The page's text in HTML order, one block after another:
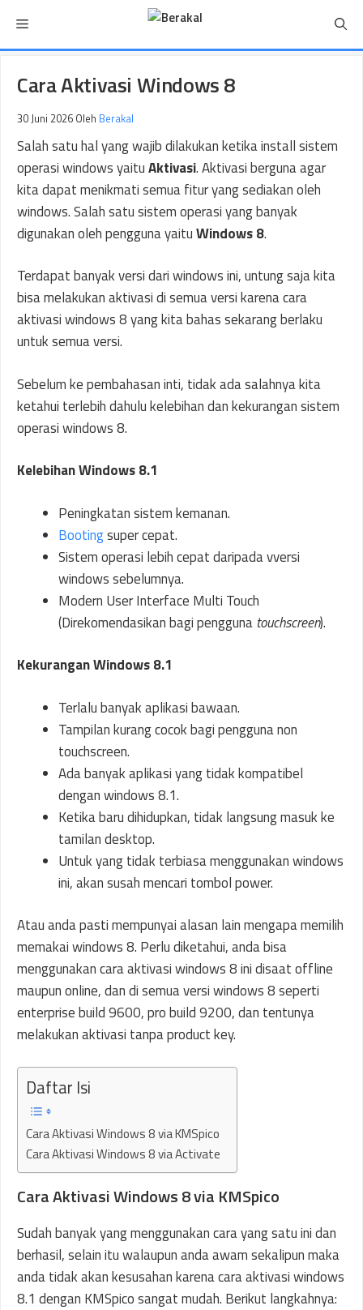
isi
Menu
Cara Aktivasi Windows 8
30 Juni 2026 Oleh Berakal
Salah satu hal yang wajib dilakukan ketika install sistem
operasi windows yaituAktivasi. Aktivasi berguna agar
kita dapat menikmati semua fitur yang sediakan oleh
windows. Salah satu sistem operasi yang banyak
digunakan oleh pengguna yaituWindows 8.
Terdapat banyak versi dari windows ini, untung saja kita
bisa melakukan aktivasi di semua versi karena cara
aktivasi windows 8 yang kita bahas sekarang berlaku
untuk semua versi.
Sebelum ke pembahasan inti, tidak ada salahnya kita
ketahui terlebih dahulu kelebihan dan kekurangan sistem
operasi windows 8.
Kelebihan Windows 8.1
Peningkatan sistem kemanan.
Bootingsuper cepat.
Sistem operasi lebih cepat daripada vversi
windows sebelumnya.
Modern User Interface Multi Touch
(Direkomendasikan bagi pengguna touchscreen).
Kekurangan Windows 8.1
Terlalu banyak aplikasi bawaan.
Tampilan kurang cocok bagi pengguna non
touchscreen.
Ada banyak aplikasi yang tidak kompatibel
dengan windows 8.1.
Ketika baru dihidupkan, tidak langsung masuk ke
tamilan desktop.
Untuk yang tidak terbiasa menggunakan windows
ini, akan susah mencari tombol power.
Atau anda pasti mempunyai alasan lain mengapa memilih
memakai windows 8. Perlu diketahui, anda bisa
menggunakan cara aktivasi windows 8 ini disaat offline
maupun online, dan di semua versi windows 8 seperti
enterprise build 9600, pro build 9200, dan tentunya
melakukan aktivasi tanpa product key.
Daftar Isi
Cara Aktivasi Windows 8 via KMSpico
Cara Aktivasi Windows 8 via Activate
Cara Aktivasi Windows 8 via KMSpico
Sudah banyak yang menggunakan cara yang satu ini dan
berhasil, selain itu walaupun anda awam sekalipun maka
anda tidak akan kesusahan karena cara aktivasi windows
8.1 dengan KMSpico sangat mudah. Berikut langkahnya: